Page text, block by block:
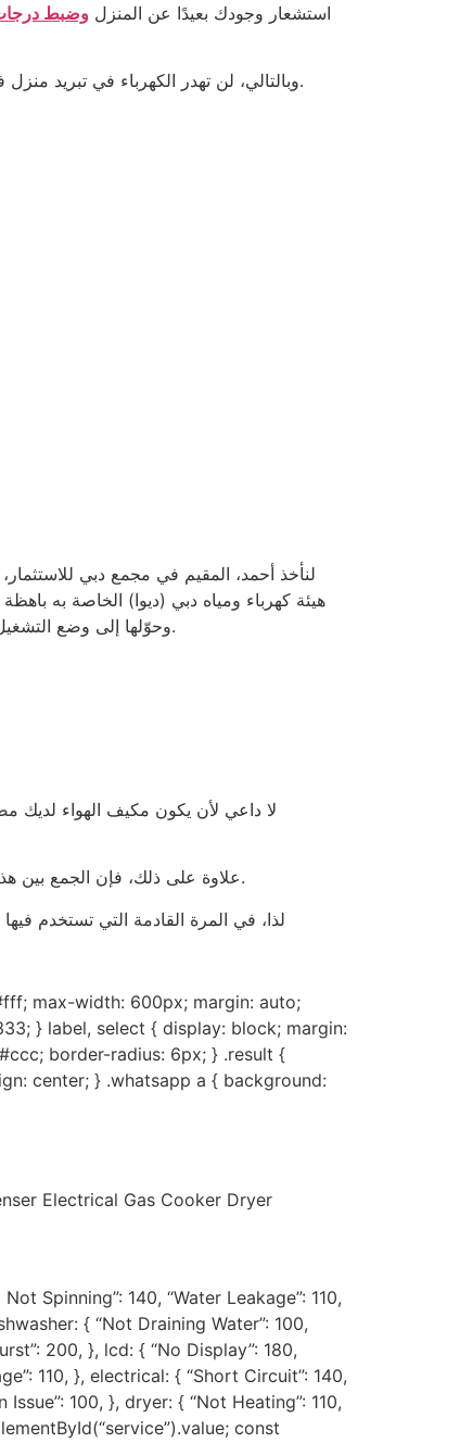
على سبيل المثال، تستطيع أجهزة مثل Nest أو Honeywell استشعار وجودك بعيدًا عن المنزل وضبط درجات
وبالتالي، لن تهدر الكهرباء في تبريد منزل فارغ. بالإضافة إلى ذلك، توفر هذه الأجهزة تقارير مفصلة عن استهلاك الطاقة، مما يساعدك على فهم أنماط استهلاكك وتحسينها.
وحوّلها إلى وضع التشغيل التلقائي للمروحة، وبدأ باستخدام وضع السكون. في غضون دورتين فوتريتين، انخفضت نفقاته الشهرية بنحو ٥٠٠ درهم إماراتي.
لا داعي لأن يكون مكيف الهواء لديك
علاوة على ذلك، فإن الجمع بين هذه الإعدادات والصيانة الدورية وعادات المنزل الذكي يضمن ليس فقط كفاءة تشغيل مكيف الهواء، بل أيضًا ديمومته لفترة أطول.
لذا، في المرة القادمة التي تستخدم
max-width: 600px; margin: auto;
} label, select { display: block; margin:
border-radius: 6px; } .result {
center; } .whatsapp a { background:
Electrical Gas Cooker Dryer
Spinning”: 140, “Water Leakage”: 110,
{ “Not Draining Water”: 100,
200, }, lcd: { “No Display”: 180,
110, }, electrical: { “Short Circuit”: 140,
100, }, dryer: { “Not Heating”: 110,
const